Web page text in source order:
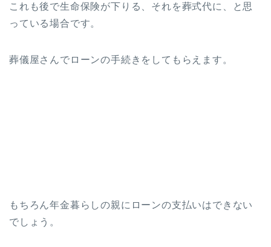
これも後で生命保険が下りる、それを葬式代に、と思
っている場合です。
葬儀屋さんでローンの手続きをしてもらえます。
もちろん年金暮らしの親にローンの支払いはできない
でしょう。